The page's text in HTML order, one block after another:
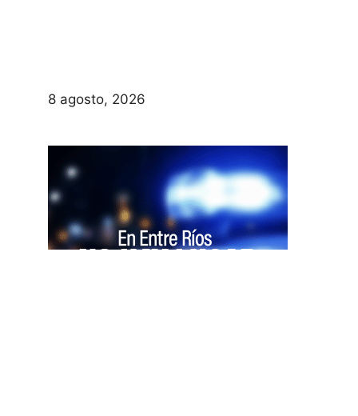
8 agosto, 2026